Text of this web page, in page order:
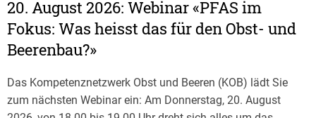
20. August 2026: Webinar «PFAS im
Fokus: Was heisst das für den Obst- und
Beerenbau?»
Das Kompetenznetzwerk Obst und Beeren (KOB) lädt Sie
zum nächsten Webinar ein: Am Donnerstag, 20. August